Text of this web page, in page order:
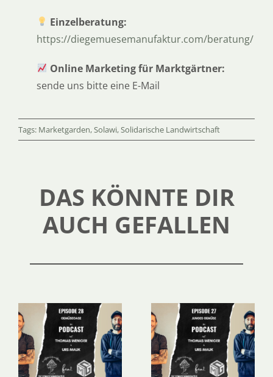
Einzelberatung:
⁠⁠⁠⁠⁠⁠⁠⁠https://diegemuesemanufaktur.com/beratung/⁠⁠⁠⁠⁠⁠⁠⁠
Online Marketing für Marktgärtner:
sende uns bitte eine E-Mail
Tags: Marketgarden,Solawi,Solidarische Landwirtschaft
DAS KÖNNTE DIR
AUCH GEFALLEN